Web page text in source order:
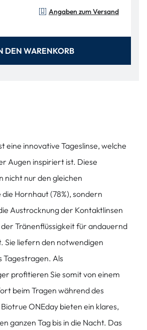
Angaben zum Versand
DEN WARENKORB
eine innovative Tageslinse, welche
Augen inspiriert ist. Diese
nicht nur den gleichen
Hornhaut (78%), sondern
Austrocknung der Kontaktlinsen
Tränenflüssigkeit für andauernd
Sie liefern den notwendigen
Als
profitieren Sie somit von einem
beim Tragen während des
ONEday bieten ein klares,
ganzen Tag bis in die Nacht. Das